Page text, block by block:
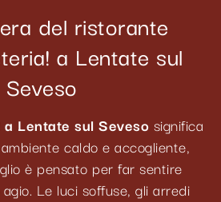
del ristorante
a Lentate sul
Seveso
Lentate sul Seveso significa
caldo e accogliente,
è pensato per far sentire
Le luci soffuse, gli arredi